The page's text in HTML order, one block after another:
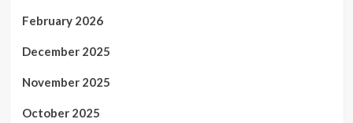
February 2026
December 2025
November 2025
October 2025